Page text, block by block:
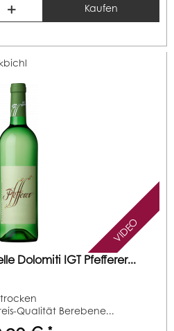
Kaufen
VIDEO
Dolomiti IGT Pfefferer...
trocken
Qualität Berebene...